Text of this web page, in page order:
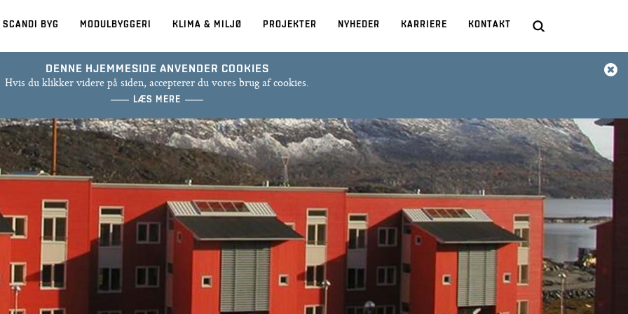
DENNE HJEMMESIDE ANVENDER COOKIES
Hvis du klikker videre på siden, accepterer du vores brug af cookies.
LÆS MERE
SCANDI BYG MODULBYGGERI KLIMA & MILJØ PROJEKTER NYHEDER KARRIERE KONTAKT